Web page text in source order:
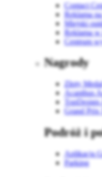
Contact
Reklama
Miejski
Reklama
Centrum
Nagrody
Złoty
Acanthus
Grand Prix
Podróż i
Aplikacja
Parking